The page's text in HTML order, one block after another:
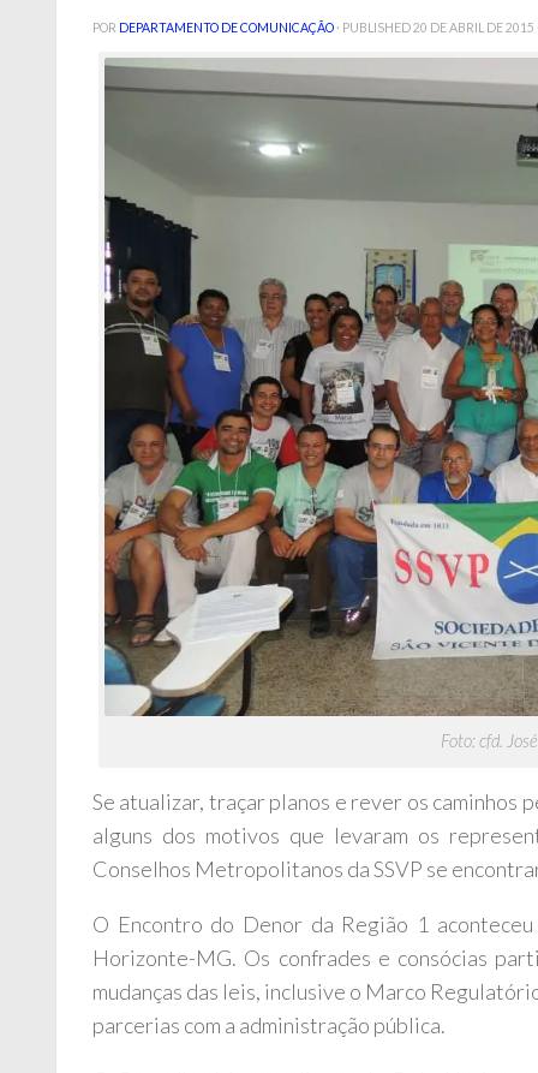
POR DEPARTAMENTO DE COMUNICAÇÃO · PUBLISHED20 DE ABRIL DE 2015
Foto: cfd.
Se atualizar, traçar planos e rever os caminhos
alguns dos motivos que levaram os
Conselhos Metropolitanos da SSVP se
O Encontro do Denor da Região 1
Horizonte-MG. Os confrades e consócias
mudanças das leis, inclusive o Marco
parcerias com a administração pública.